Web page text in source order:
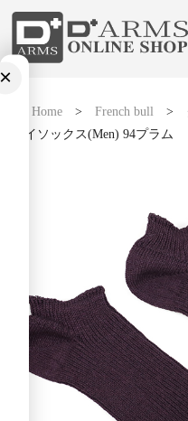
Home> French bull>
レイソックス(Men) 94プラム
×